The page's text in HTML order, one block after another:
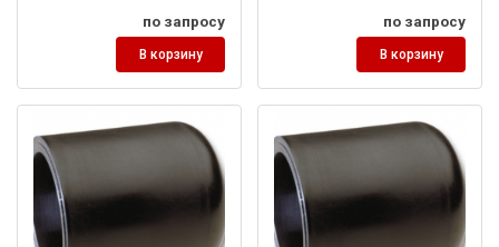
по запросу
В корзину
по запросу
В корзину